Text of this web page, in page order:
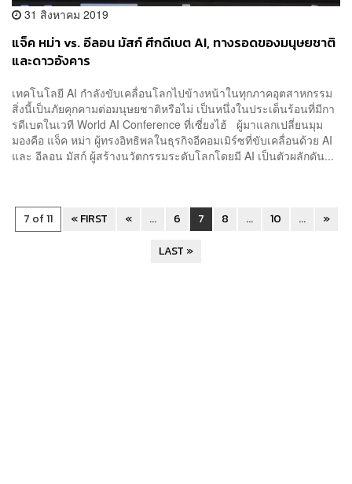
31 สิงหาคม 2019
แจ็ค หม่า vs. อีลอน มัสก์ ศึกดีเบต AI, ทางรอดของมนุษยชาติ
และดาวอังคาร
เทคโนโลยี AI กำลังขับเคลื่อนโลกไปข้างหน้าในทุกภาคอุตสาหกรรม
สิ่งนี้เป็นภัยคุกคามต่อมนุษยชาติหรือไม่ เป็นหนึ่งในประเด็นร้อนที่มีกา
รดีเบตในเวที World AI Conference ที่เซี่ยงไฮ้ ผู้มาแลกเปลี่ยนมุม
มองคือ แจ็ค หม่า ผู้ทรงอิทธิพลในธุรกิจอีคอมเมิร์ซที่ขับเคลื่อนด้วย AI
และ อีลอน มัสก์ ผู้สร้างนวัตกรรมระดับโลกโดยมี AI เป็นตัวผลักดัน...
7 of 11 « FIRST « ... 6 7 8 ... 10 ...
»
LAST »